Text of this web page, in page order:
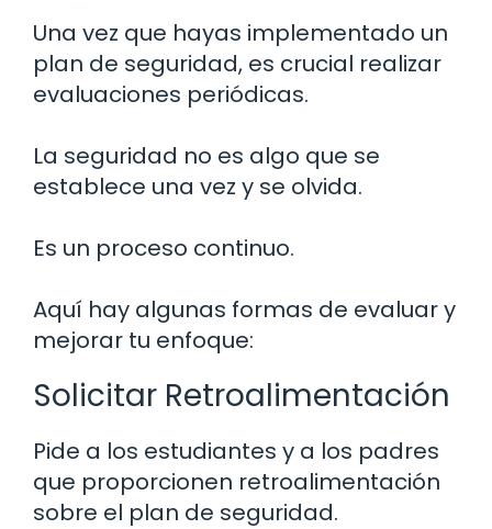
Una vez que hayas implementado un
plan de seguridad, es crucial realizar
evaluaciones periódicas.
La seguridad no es algo que se
establece una vez y se olvida.
Es un proceso continuo.
Aquí hay algunas formas de evaluar y
mejorar tu enfoque:
Solicitar Retroalimentación
Pide a los estudiantes y a los padres
que proporcionen retroalimentación
sobre el plan de seguridad.